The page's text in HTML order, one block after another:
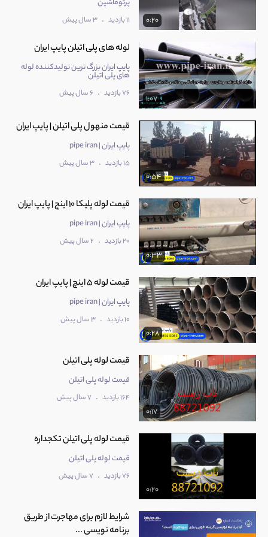
0:20
پرتوماشین
11 بازدید . 3 سال پیش
1:07
لوله های پلی اتیلن پایپ ایران
پایپ ایران بزرگ ترین تولیدکننده لوله
های پلی اتیلن
76 بازدید . 6 سال پیش
0:54
قیمت منهول پلی اتیلن | پایپ ایران
پایپ ایران | pipe iran
15 بازدید . 3 سال پیش
0:33
قیمت لوله پلیکا 10 اینچ | پایپ ایران
پایپ ایران | pipe iran
20 بازدید . 2 سال پیش
0:28
قیمت لوله 5 اینچ | پایپ ایران
پایپ ایران | pipe iran
10 بازدید . 3 سال پیش
0:17
قیمت لوله پلی اتیلن
قیمت لوله پلی اتیلن
164 بازدید . 7 سال پیش
0:20
قیمت لوله پلی اتیلن تکجداره
قیمت لوله پلی اتیلن
76 بازدید . 7 سال پیش
شرایط لازم برای مهاجرت از طریق
برنامه نویسی ...